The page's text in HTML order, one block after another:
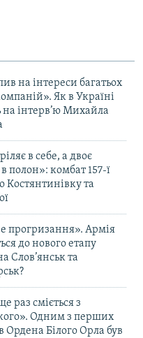
на інтереси багатьох
Як в Україні
на інтерв’ю Михайла
в себе, а двоє
полон»: комбат 157-ї
та
прогризання». Армія
до нового етапу
Слов’янськ та
раз сміється з
Одним з перших
Ордена Білого Орла був